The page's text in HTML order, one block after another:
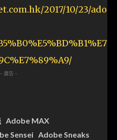
2017/10/23/ado
- 廣告 -
Adobe MAX
Sensei Adobe Sneaks